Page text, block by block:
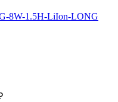
8W-1.5H-LiIon-LONG